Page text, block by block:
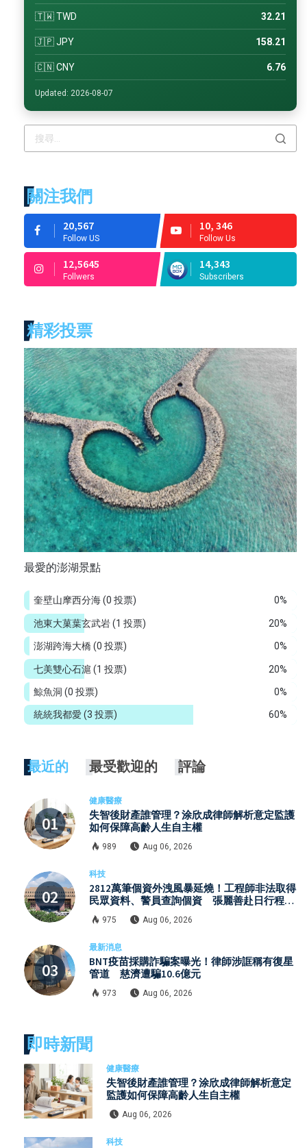
🇹🇼 TWD 32.21
🇯🇵 JPY 158.21
🇨🇳 CNY 6.76
Updated: 2026-08-07
關注我們
20,567
Follow US
10, 346
Follow Us
12,5645
Follwers
14,343
Subscribers
精彩投票
最愛的澎湖景點
0%
奎壁山摩西分海(0 投票)
20%
池東大菓葉玄武岩(1 投票)
0%
澎湖跨海大橋(0 投票)
20%
七美雙心石滬 (1 投票)
0%
鯨魚洞 (0 投票)
60%
統統我都愛 (3 投票)
最近的 最受歡迎的 評論
健康醫療
失智後財產誰管理？涂欣成律師解析意定監護
如何保障高齡人生自主權
989 Aug 06, 2026
科技
2812萬筆個資外洩風暴延燒！工程師非法取得
民眾資料、警員查詢個資 張麗善赴日行程洩
密案引發國安與資安關注
975 Aug 06, 2026
最新消息
BNT疫苗採購詐騙案曝光！律師涉誆稱有復星
管道 慈濟遭騙10.6億元
973 Aug 06, 2026
即時新聞
健康醫療
失智後財產誰管理？涂欣成律師解析意定
監護如何保障高齡人生自主權
Aug 06, 2026
科技